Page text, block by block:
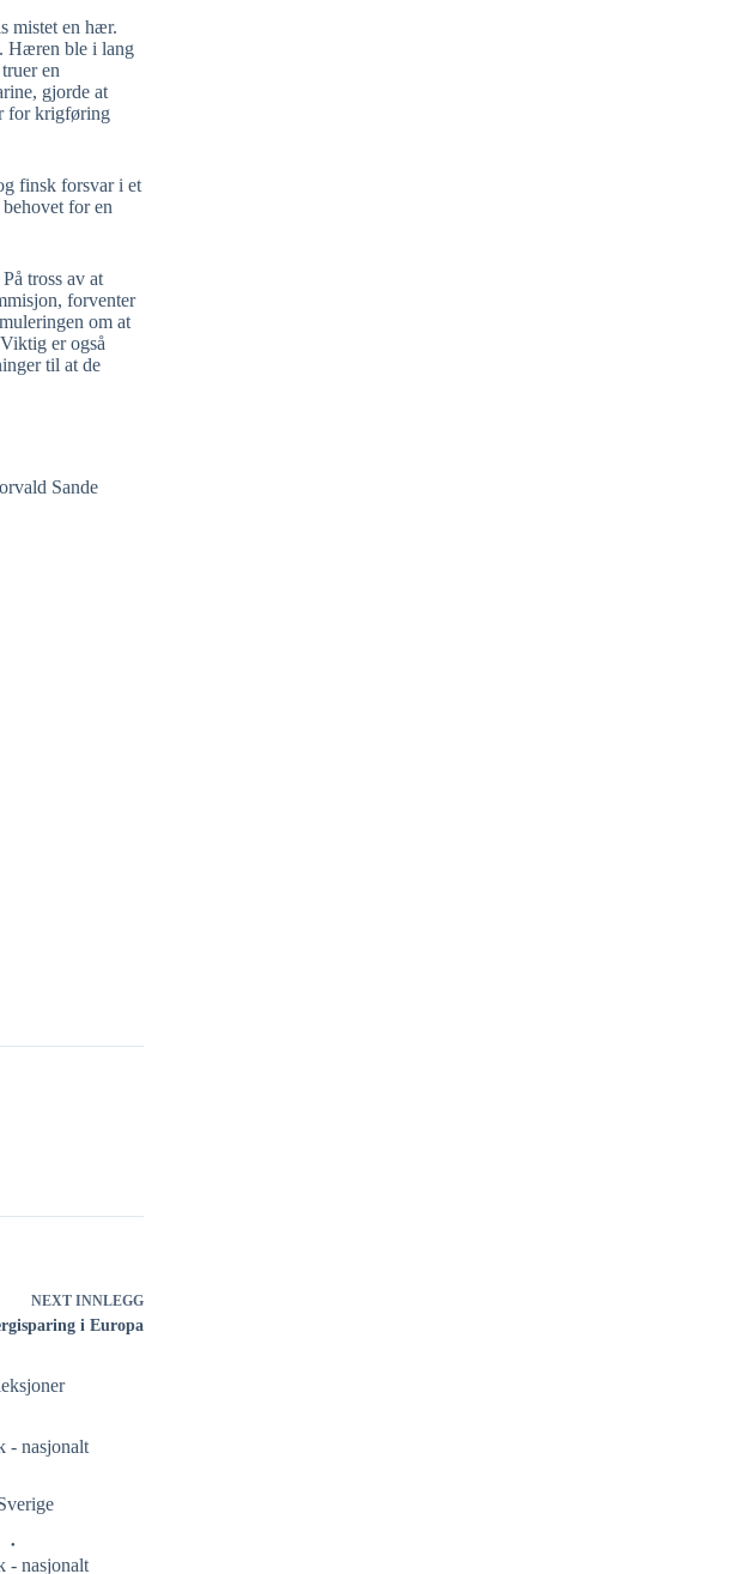
mistet en hær.
Hæren ble i lang
en
gjorde at
for krigføring
finsk forsvar i et
for en
tross av at
forventer
om at
er også
til at de
Sande
NEXT INNLEGG
i Europa
- nasjonalt
- nasjonalt